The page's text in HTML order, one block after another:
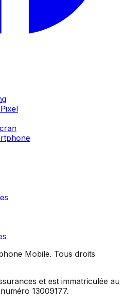
Mobile. Tous droits
et est immatriculée au
13009177.